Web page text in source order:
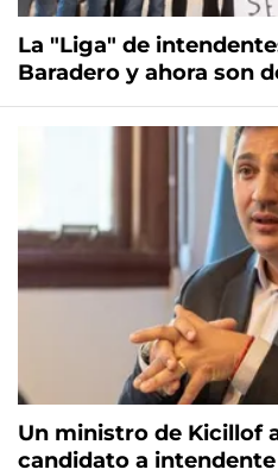
La "Liga" de
Baradero y ahora son
Un ministro de Kicillof
candidato a